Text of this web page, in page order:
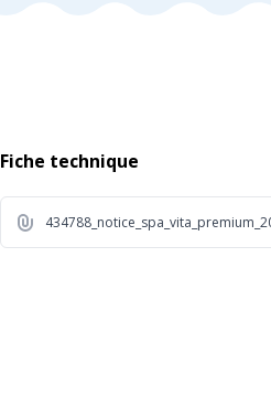
Fiche technique